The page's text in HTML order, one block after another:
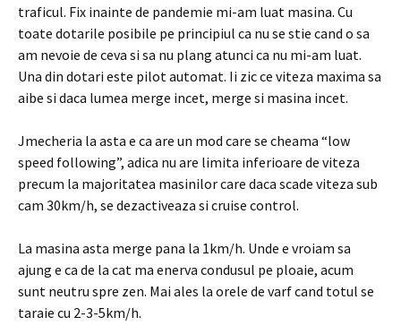
traficul. Fix inainte de pandemie mi-am luat masina. Cu
toate dotarile posibile pe principiul ca nu se stie cand o sa
am nevoie de ceva si sa nu plang atunci ca nu mi-am luat.
Una din dotari este pilot automat. Ii zic ce viteza maxima sa
aibe si daca lumea merge incet, merge si masina incet.
Jmecheria la asta e ca are un mod care se cheama “low
speed following”, adica nu are limita inferioare de viteza
precum la majoritatea masinilor care daca scade viteza sub
cam 30km/h, se dezactiveaza si cruise control.
La masina asta merge pana la 1km/h. Unde e vroiam sa
ajung e ca de la cat ma enerva condusul pe ploaie, acum
sunt neutru spre zen. Mai ales la orele de varf cand totul se
taraie cu 2-3-5km/h.